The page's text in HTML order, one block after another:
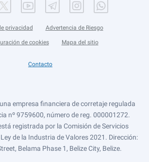
privacidad Advertencia de Riesgo
de cookies Mapa del sitio
Contacto
empresa financiera de corretaje regulada
nº 9759600, número de reg. 000001272.
registrada por la Comisión de Servicios
de la Industria de Valores 2021. Dirección:
Belama Phase 1, Belize City, Belize.